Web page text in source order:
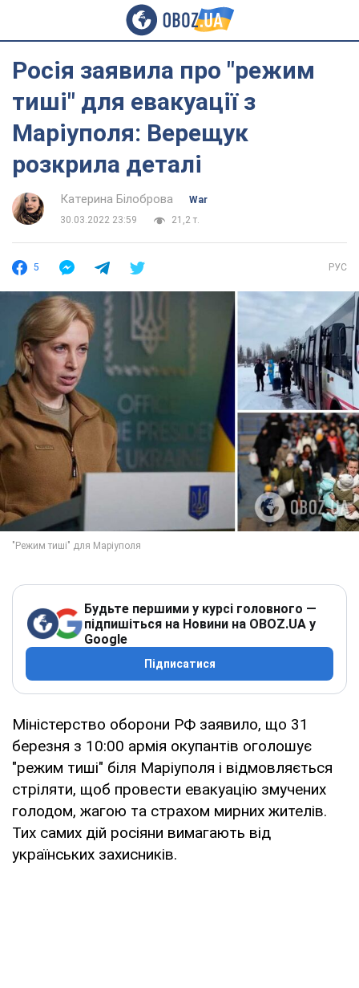
Росія заявила про "режим
тиші" для евакуації з
Маріуполя: Верещук
розкрила деталі
Катерина Білоброва
War
30.03.2022 23:59
21,2 т.
5 РУС
Будьте першими у курсі головного —
підпишіться на Новини на OBOZ.UA у
Google
Підписатися
Міністерство оборони РФ заявило, що 31
березня з 10:00 армія окупантів оголошує
"режим тиші" біля Маріуполя і відмовляється
стріляти, щоб провести евакуацію змучених
голодом, жагою та страхом мирних жителів.
Тих самих дій росіяни вимагають від
українських захисників.